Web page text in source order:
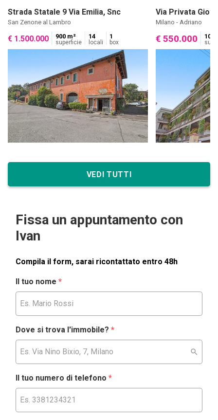
Strada Statale 9 Via Emilia, Snc
San Zenone al Lambro
€ 1.500.000 900 m²
superficie
14
locali
1
box
Via Privata
Milano - Adriano
€ 550.000 102
VEDI TUTTI
Fissa un appuntamento con
Ivan
Compila il form, sarai ricontattato entro 48h
Il tuo nome *
Dove si trova l'immobile? *
Il tuo numero di telefono *